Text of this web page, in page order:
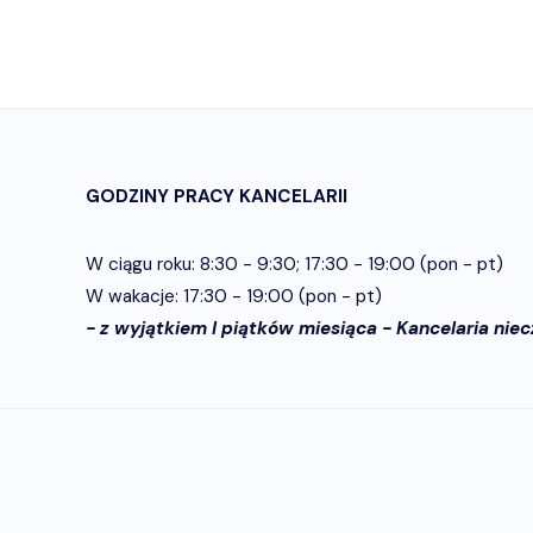
GODZINY PRACY KANCELARII
W ciągu roku: 8:30 - 9:30; 17:30 - 19:00 (pon - pt)
W wakacje: 17:30 - 19:00 (pon - pt)
- z wyjątkiem I piątków miesiąca - Kancelaria